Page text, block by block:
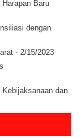
Baru
dengan
- 2/15/2023
dan